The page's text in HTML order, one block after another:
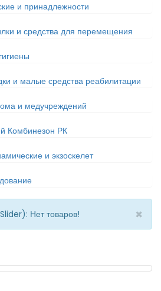
и принадлежности
и средства для перемещения
и малые средства реабилитации
и медучреждений
Комбинезон РК
и экзоскелет
Нет товаров! ×